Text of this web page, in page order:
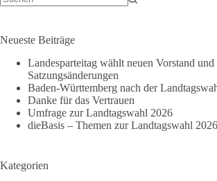
Neueste Beiträge
Landesparteitag wählt neuen Vorstand und
Satzungsänderungen
Baden-Württemberg nach der
Danke für das Vertrauen
Umfrage zur Landtagswahl 2026
dieBasis – Themen zur Landtagswahl 2026
Kategorien